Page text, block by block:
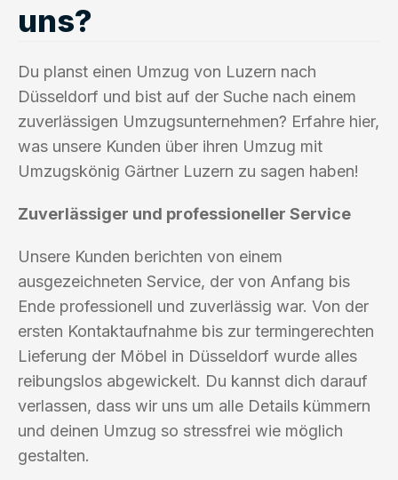
uns?
Du planst einen Umzug von Luzern nach
Düsseldorf und bist auf der Suche nach einem
zuverlässigen Umzugsunternehmen? Erfahre hier,
was unsere Kunden über ihren Umzug mit
Umzugskönig Gärtner Luzern zu sagen haben!
Zuverlässiger und professioneller Service
Unsere Kunden berichten von einem
ausgezeichneten Service, der von Anfang bis
Ende professionell und zuverlässig war. Von der
ersten Kontaktaufnahme bis zur termingerechten
Lieferung der Möbel in Düsseldorf wurde alles
reibungslos abgewickelt. Du kannst dich darauf
verlassen, dass wir uns um alle Details kümmern
und deinen Umzug so stressfrei wie möglich
gestalten.